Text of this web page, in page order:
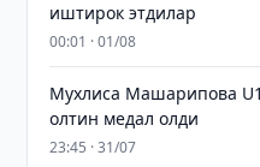
иштирок этдилар
00:01 · 01/08
Мухлиса Машарипова
олтин медал олди
23:45 · 31/07